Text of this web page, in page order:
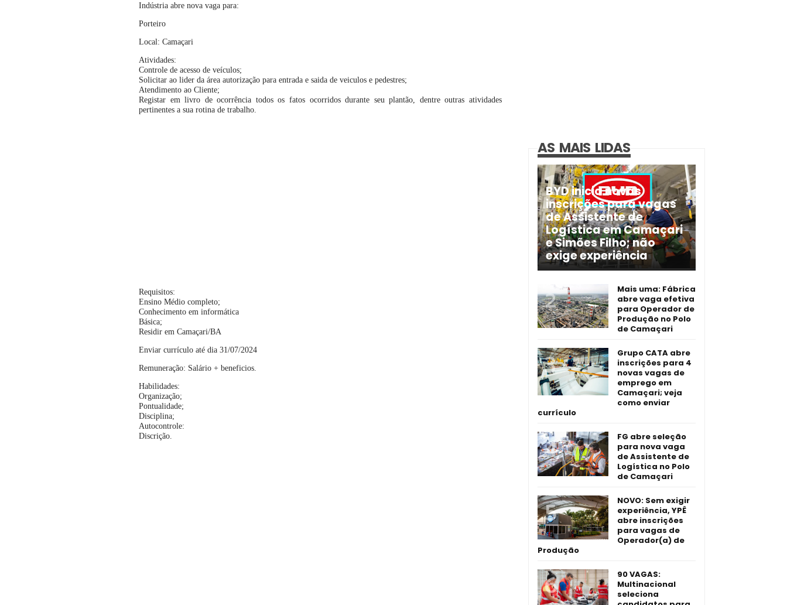
Indústria abre nova vaga para:
Porteiro
Local: Camaçari
Atividades:
Controle de acesso de veículos;
Solicitar ao lider da área autorização para entrada e saida de veiculos e pedestres;
Atendimento ao Cliente;
Registar em livro de ocorrência todos os fatos ocorridos durante seu plantão, dentre outras atividades
pertinentes a sua rotina de trabalho.
Requisitos:
Ensino Médio completo;
Conhecimento em informática
Básica;
Residir em Camaçari/BA
Enviar currículo até dia 31/07/2024
Remuneração: Salário + beneficios.
Habilidades:
Organização;
Pontualidade;
Disciplina;
Autocontrole:
Discrição.
AS MAIS LIDAS
BYD inicia novas
inscrições para vagas
de Assistente de
Logística em Camaçari
e Simões Filho; não
exige experiência
Mais uma: Fábrica
abre vaga efetiva
para Operador de
Produção no Polo
de Camaçari
Grupo CATA abre
inscrições para 4
novas vagas de
emprego em
Camaçari; veja
como enviar
currículo
FG abre seleção
para nova vaga
de Assistente de
Logística no Polo
de Camaçari
NOVO: Sem exigir
experiência, YPÊ
abre inscrições
para vagas de
Operador(a) de
Produção
90 VAGAS:
Multinacional
seleciona